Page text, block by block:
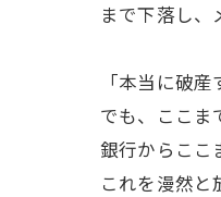
まで下落し、
「本当に破
でも、ここま
銀行からここ
これを漫然と